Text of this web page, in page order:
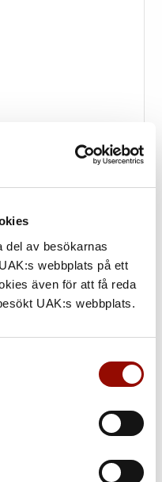
del av besökarnas
webbplats på ett
även för att få reda
UAK:s webbplats.